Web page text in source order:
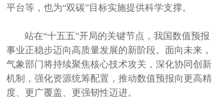
平台等，也为“双碳”目标实施提供科学支撑。
站在“十五五”开局的关键节点，我国数值预报
事业正稳步迈向高质量发展的新阶段。面向未来，
气象部门将持续聚焦核心技术攻关，深化协同创新
机制，强化资源统筹配置，推动数值预报向更高精
度、更广覆盖、更强韧性迈进。